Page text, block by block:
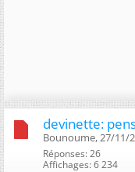
devinette:
Bounoume, 27/11/
Réponses: 26
Affichages: 6 234